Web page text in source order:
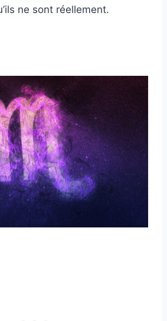
ne sont réellement.